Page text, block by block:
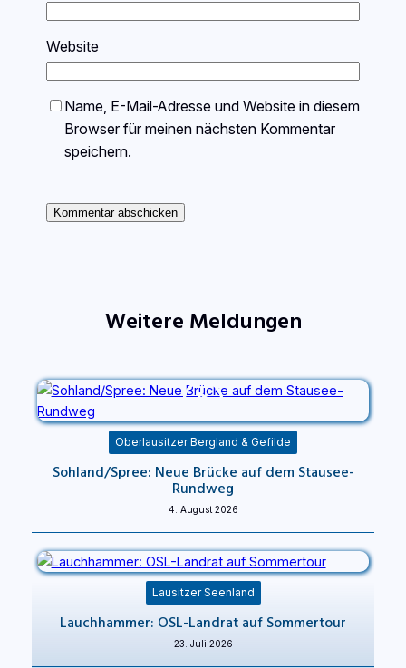
Website
Name, E-Mail-Adresse und Website in diesem
Browser für meinen nächsten Kommentar
speichern.
Weitere Meldungen
Oberlausitzer Bergland & Gefilde
Sohland/Spree: Neue Brücke auf dem Stausee-
Rundweg
4. August 2026
Lausitzer Seenland
Lauchhammer: OSL-Landrat auf Sommertour
23. Juli 2026